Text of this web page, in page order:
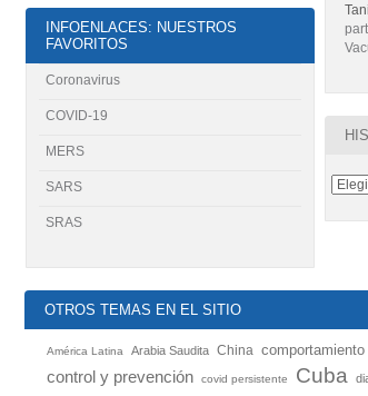
INFOENLACES: NUESTROS
FAVORITOS
Coronavirus
COVID-19
MERS
SARS
SRAS
OTROS TEMAS EN EL SITIO
América Latina Arabia Saudita China
control y prevención covid persistente Cuba